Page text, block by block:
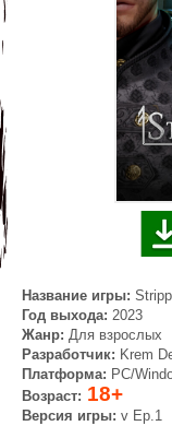
Название игры:
Год выхода: 2023
Жанр: Для взрослых
Разработчик: Krem
Платформа: PC/
Возраст: 18+
Версия игры: v Ep.1